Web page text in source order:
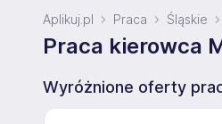
Aplikuj.pl Praca Śląskie
Praca kierowca
Wyróżnione oferty